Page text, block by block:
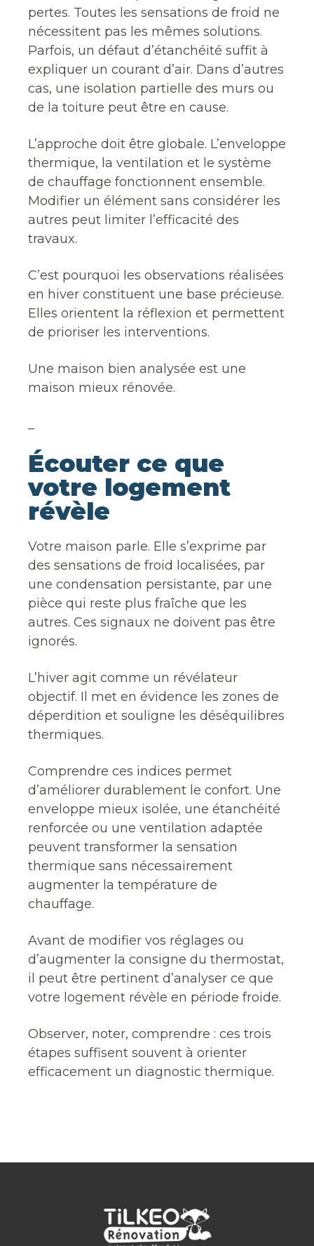
pertes. Toutes les sensations de froid ne
nécessitent pas les mêmes solutions.
Parfois, un défaut d’étanchéité suffit à
expliquer un courant d’air. Dans d’autres
cas, une isolation partielle des murs ou
de la toiture peut être en cause.
L’approche doit être globale. L’enveloppe
thermique, la ventilation et le système
de chauffage fonctionnent ensemble.
Modifier un élément sans considérer les
autres peut limiter l’efficacité des
travaux.
C’est pourquoi les observations réalisées
en hiver constituent une base précieuse.
Elles orientent la réflexion et permettent
de prioriser les interventions.
Une maison bien analysée est une
maison mieux rénovée.
Écouter ce que
votre logement
révèle
Votre maison parle. Elle s’exprime par
des sensations de froid localisées, par
une condensation persistante, par une
pièce qui reste plus fraîche que les
autres. Ces signaux ne doivent pas être
ignorés.
L’hiver agit comme un révélateur
objectif. Il met en évidence les zones de
déperdition et souligne les déséquilibres
thermiques.
Comprendre ces indices permet
d’améliorer durablement le confort. Une
enveloppe mieux isolée, une étanchéité
renforcée ou une ventilation adaptée
peuvent transformer la sensation
thermique sans nécessairement
augmenter la température de
chauffage.
Avant de modifier vos réglages ou
d’augmenter la consigne du thermostat,
il peut être pertinent d’analyser ce que
votre logement révèle en période froide.
Observer, noter, comprendre : ces trois
étapes suffisent souvent à orienter
efficacement un diagnostic thermique.